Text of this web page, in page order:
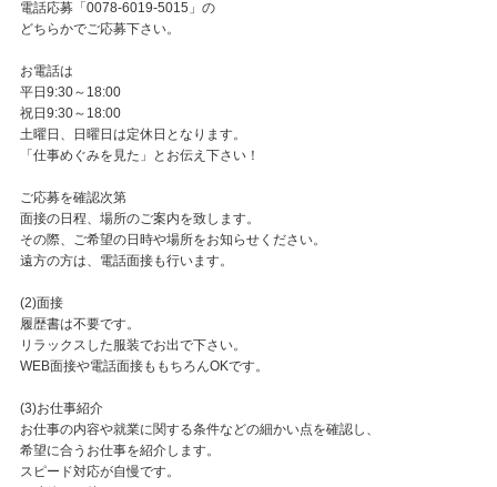
電話応募「0078-6019-5015」の
どちらかでご応募下さい。
お電話は
平日9:30～18:00
祝日9:30～18:00
土曜日、日曜日は定休日となります。
「仕事めぐみを見た」とお伝え下さい！
ご応募を確認次第
面接の日程、場所のご案内を致します。
その際、ご希望の日時や場所をお知らせください。
遠方の方は、電話面接も行います。
(2)面接
履歴書は不要です。
リラックスした服装でお出で下さい。
WEB面接や電話面接ももちろんOKです。
(3)お仕事紹介
お仕事の内容や就業に関する条件などの細かい点を確認し、
希望に合うお仕事を紹介します。
スピード対応が自慢です。